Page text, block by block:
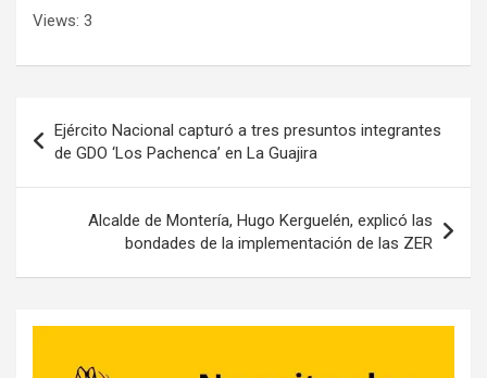
Views: 3
de
entradas
Ejército Nacional capturó a tres presuntos integrantes
de GDO ‘Los Pachenca’ en La Guajira
Alcalde de Montería, Hugo Kerguelén, explicó las
bondades de la implementación de las ZER